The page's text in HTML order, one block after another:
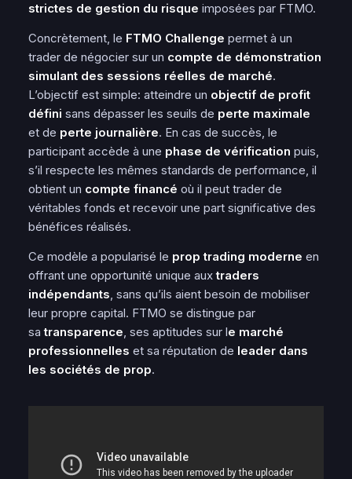
strictes de gestion du risque imposées par FTMO.
Concrètement, le FTMO Challenge permet à un
trader de négocier sur un compte de démonstration
simulant des sessions réelles de marché.
L’objectif est simple: atteindre un objectif de profit
défini sans dépasser les seuils de perte maximale
et de perte journalière. En cas de succès, le
participant accède à une phase de vérification puis,
s’il respecte les mêmes standards de performance, il
obtient un compte financé où il peut trader de
véritables fonds et recevoir une part significative des
bénéfices réalisés.
Ce modèle a popularisé le prop trading moderne en
offrant une opportunité unique auxtraders
indépendants, sans qu’ils aient besoin de mobiliser
leur propre capital. FTMO se distingue par
satransparence, ses aptitudes sur le marché
professionnelles et sa réputation de leader dans
les sociétés de prop.